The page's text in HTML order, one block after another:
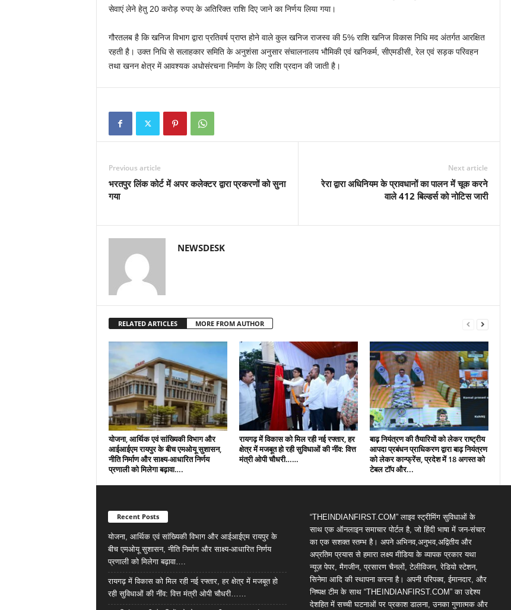
सेवाएं लेने हेतु 20 करोड़ रुपए के अतिरिक्त राशि दिए जाने का निर्णय लिया गया।
गौरतलब है कि खनिज विभाग द्वारा प्रतिवर्ष प्राप्त होने वाले कुल खनिज राजस्व की 5% राशि खनिज विकास निधि मद अंतर्गत आरक्षित
रहती है। उक्त निधि से सलाहकार समिति के अनुशंसा अनुसार संचालनालय भौमिकी एवं खनिकर्म, सीएमडीसी, रेल एवं सड़क परिवहन
तथा खनन क्षेत्र में आवश्यक अधोसंरचना निर्माण के लिए राशि प्रदान की जाती है।
Previous article
भरतपुर लिंक कोर्ट में अपर कलेक्टर द्वारा प्रकरणों को सुना
गया
Next article
रेरा द्वारा अधिनियम के प्रावधानों का पालन में चूक करने
वाले 412 बिल्डर्स को नोटिस जारी
NEWSDESK
RELATED ARTICLES MORE FROM AUTHOR
योजना, आर्थिक एवं सांख्यिकी विभाग और
आईआईएम रायपुर के बीच एमओयू सुशासन,
नीति निर्माण और साक्ष्य-आधारित निर्णय
प्रणाली को मिलेगा बढ़ावा….
रायगढ़ में विकास को मिल रही नई रफ्तार, हर
क्षेत्र में मजबूत हो रही सुविधाओं की नींव: वित्त
मंत्री ओपी चौधरी……
बाढ़ नियंत्रण की तैयारियों को लेकर राष्ट्रीय
आपदा प्रबंधन प्राधिकरण द्वारा बाढ़ नियंत्रण
को लेकर कान्फ्रेंस, प्रदेश में 18 अगस्त को
टेबल टॉप और...
Recent Posts
योजना, आर्थिक एवं सांख्यिकी विभाग और आईआईएम रायपुर के
बीच एमओयू सुशासन, नीति निर्माण और साक्ष्य-आधारित निर्णय
प्रणाली को मिलेगा बढ़ावा….
रायगढ़ में विकास को मिल रही नई रफ्तार, हर क्षेत्र में मजबूत हो
रही सुविधाओं की नींव: वित्त मंत्री ओपी चौधरी……
“THEINDIANFIRST.COM” लाइव स्ट्रीमिंग सुविधाओं के
साथ एक ऑनलाइन समाचार पोर्टल है, जो हिंदी भाषा में जन-संचार
का एक सशक्त स्तम्भ है। अपने अभिनव,अनुभव,अद्वितीय और
अप्रतिम प्रयास से हमारा लक्ष्य मीडिया के व्यापक प्रकार यथा
न्यूज़ पेपर, मैगजीन, प्रसारण चैनलों, टेलीविजन, रेडियो स्टेशन,
सिनेमा आदि की स्थापना करना है। अपनी परिपक्व, ईमानदार, और
निष्पक्ष टीम के साथ “THEINDIANFIRST.COM” का उद्देश्य
देशहित में सच्ची घटनाओं पर प्रकाश डालना, उनका गुणात्मक और